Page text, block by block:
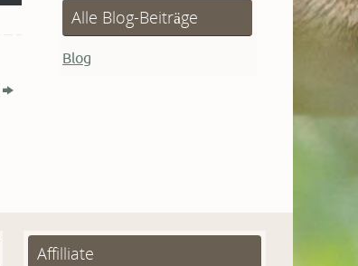
Alle Blog-Beiträge
Blog
Affilliate